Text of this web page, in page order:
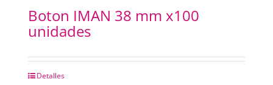
Boton IMAN 38 mm x100
unidades
Detalles